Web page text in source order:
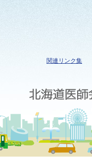
関連リンク集